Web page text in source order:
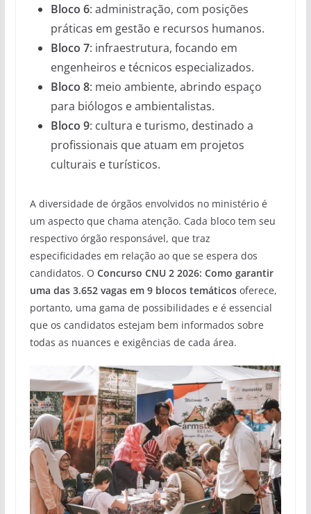
Bloco 6: administração, com posições
práticas em gestão e recursos humanos.
Bloco 7: infraestrutura, focando em
engenheiros e técnicos especializados.
Bloco 8: meio ambiente, abrindo espaço
para biólogos e ambientalistas.
Bloco 9: cultura e turismo, destinado a
profissionais que atuam em projetos
culturais e turísticos.
A diversidade de órgãos envolvidos no ministério é
um aspecto que chama atenção. Cada bloco tem seu
respectivo órgão responsável, que traz
especificidades em relação ao que se espera dos
candidatos. O Concurso CNU 2 2026: Como garantir
uma das 3.652 vagas em 9 blocos temáticosoferece,
portanto, uma gama de possibilidades e é essencial
que os candidatos estejam bem informados sobre
todas as nuances e exigências de cada área.